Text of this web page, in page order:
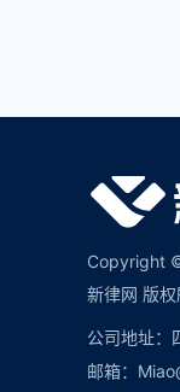
Copyright
新律网 版
公司地址：
邮箱：